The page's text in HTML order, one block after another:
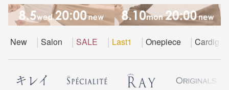
New Salon SALE Last1 Onepiece Cardigan